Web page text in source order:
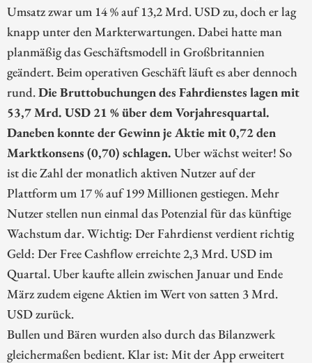
Umsatz zwar um 14 % auf 13,2 Mrd. USD zu, doch er lag
knapp unter den Markterwartungen. Dabei hatte man
planmäßig das Geschäftsmodell in Großbritannien
geändert. Beim operativen Geschäft läuft es aber dennoch
rund.Die Bruttobuchungen des Fahrdienstes lagen mit
53,7 Mrd. USD 21 % über dem Vorjahresquartal.
Daneben konnte der Gewinn je Aktie mit 0,72 den
Marktkonsens (0,70) schlagen. Uber wächst weiter! So
ist die Zahl der monatlich aktiven Nutzer auf der
Plattform um 17 % auf 199 Millionen gestiegen. Mehr
Nutzer stellen nun einmal das Potenzial für das künftige
Wachstum dar. Wichtig: Der Fahrdienst verdient richtig
Geld: Der Free Cashflow erreichte 2,3 Mrd. USD im
Quartal. Uber kaufte allein zwischen Januar und Ende
März zudem eigene Aktien im Wert von satten 3 Mrd.
USD zurück.
Bullen und Bären wurden also durch das Bilanzwerk
gleichermaßen bedient. Klar ist: Mit der App erweitert